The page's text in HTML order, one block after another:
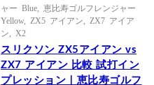
ャー Blue
恵比寿ゴルフレンジャー
Yellow, ZX5 アイアン
ZX7 アイア
ン
X2
スリクソン ZX5アイアン vs
ZX7 アイアン 比較 試打イン
プレッション｜恵比寿ゴルフ